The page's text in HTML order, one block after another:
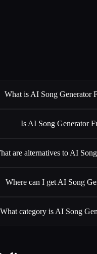
What is AI Song Generator
Is AI Song Generator
are alternatives to AI
Where can I get AI Song
What category is AI Song